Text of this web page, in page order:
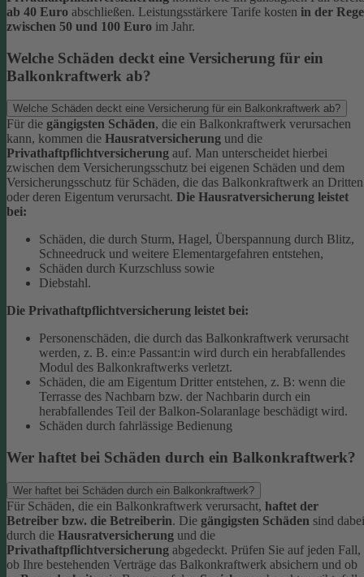
ab 40 Euro abschließen. Leistungsstärkere Tarife kosten in der
zwischen 50 und 100 Euro im Jahr.
Welche Schäden deckt eine Versicherung für ein
Balkonkraftwerk ab?
Welche Schäden deckt eine Versicherung für ein Balkonkraftwerk ab?
Für die gängigsten Schäden, die ein Balkonkraftwerk verursachen
kann, kommen die Hausratversicherung und die
Privathaftpflichtversicherung auf. Man unterscheidet hierbei
zwischen dem Versicherungsschutz bei eigenen Schäden und dem
Versicherungsschutz für Schäden, die das Balkonkraftwerk an Dritten
oder deren Eigentum verursacht. Die Hausratversicherung leistet
bei:
Schäden, die durch Sturm, Hagel, Überspannung durch Blitz,
Schneedruck und weitere Elementargefahren entstehen,
Schäden durch Kurzschluss sowie
Diebstahl.
Die Privathaftpflichtversicherung leistet bei:
Personenschäden, die durch das Balkonkraftwerk verursacht
werden, z. B. ein:e Passant:in wird durch ein herabfallendes
Modul des Balkonkraftwerks verletzt.
Schäden, die am Eigentum Dritter entstehen, z. B: wenn die
Terrasse des Nachbarn bzw. der Nachbarin durch ein
herabfallendes Teil der Balkon-Solaranlage beschädigt wird.
Schäden durch fahrlässige Bedienung
Wer haftet bei Schäden durch ein Balkonkraftwerk?
Wer haftet bei Schäden durch ein Balkonkraftwerk?
Für Schäden, die ein Balkonkraftwerk verursacht, haftet der
Betreiber bzw. die Betreiberin. Die gängigsten Schäden sind dabei
durch die Hausratversicherung und die
Privathaftpflichtversicherung abgedeckt. Prüfen Sie auf jeden Fall,
ob Ihre bestehenden Verträge das Balkonkraftwerk absichern und ob